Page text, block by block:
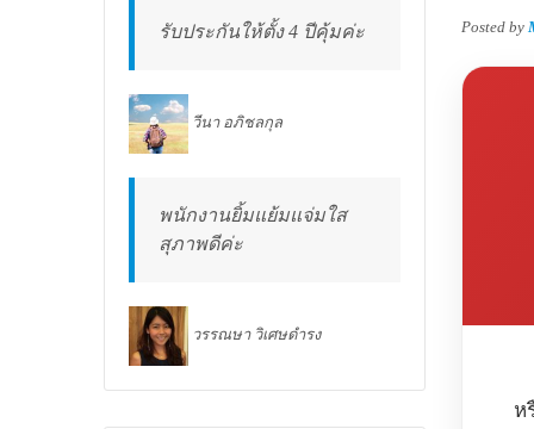
รับประกันให้ตั้ง 4 ปีคุ้มค่ะ
วีนา อภิชลกุล
พนักงานยิ้มแย้มแจ่มใส
สุภาพดีค่ะ
วรรณษา วิเศษดำรง
Posted by
ห